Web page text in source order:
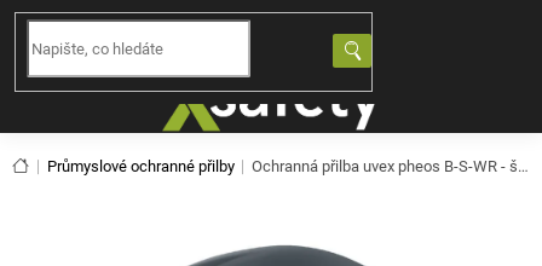
Přejít
obsah
Domů
Průmyslové ochranné přilby Ochranná přilba uvex pheos B-S-WR - šedá